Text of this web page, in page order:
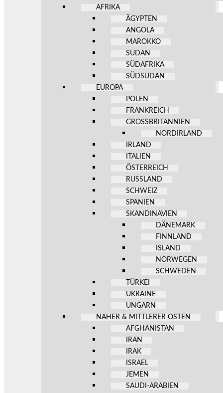
AFRIKA
ÄGYPTEN
ANGOLA
MAROKKO
SUDAN
SÜDAFRIKA
SÜDSUDAN
EUROPA
POLEN
FRANKREICH
GROSSBRITANNIEN
NORDIRLAND
IRLAND
ITALIEN
ÖSTERREICH
RUSSLAND
SCHWEIZ
SPANIEN
SKANDINAVIEN
DÄNEMARK
FINNLAND
ISLAND
NORWEGEN
SCHWEDEN
TÜRKEI
UKRAINE
UNGARN
NAHER & MITTLERER OSTEN
AFGHANISTAN
IRAN
IRAK
ISRAEL
JEMEN
SAUDI-ARABIEN